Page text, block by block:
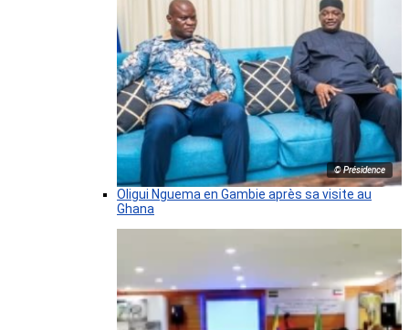
© Présidence
Oligui Nguema en Gambie après sa visite au
Ghana